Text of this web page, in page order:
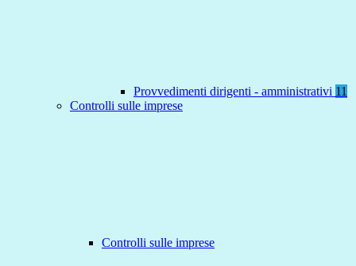
Provvedimenti dirigenti - amministrativi 11
Controlli sulle imprese
Controlli sulle imprese